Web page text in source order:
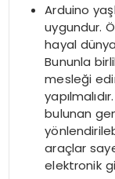
Arduino
uygundur.
hayal
Bununla
mesleği
bulunan
araçlar
elektronik